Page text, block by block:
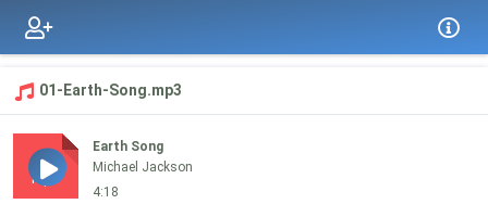
01-Earth-Song.mp3
mp3
Earth Song
Michael Jackson
4:18